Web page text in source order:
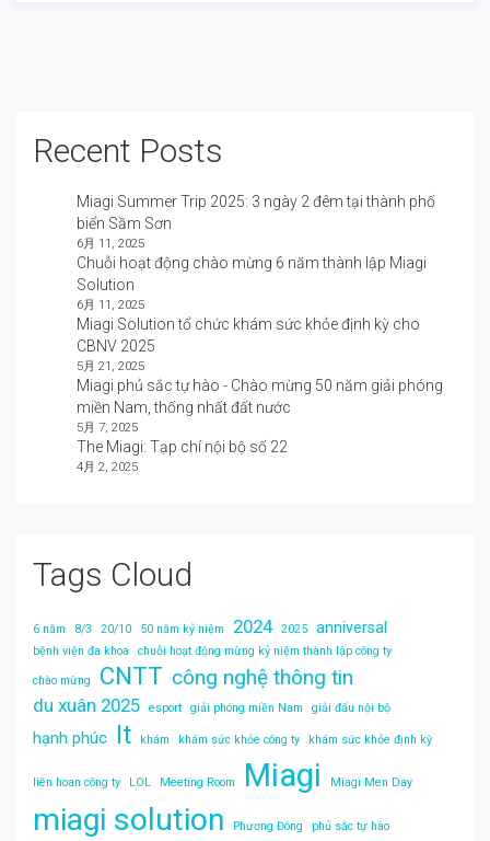
Recent Posts
Miagi Summer Trip 2025: 3 ngày 2 đêm tại thành phố
biển Sầm Sơn
6月 11, 2025
Chuỗi hoạt động chào mừng 6 năm thành lập Miagi
Solution
6月 11, 2025
Miagi Solution tổ chức khám sức khỏe định kỳ cho
CBNV 2025
5月 21, 2025
Miagi phủ sắc tự hào - Chào mừng 50 năm giải phóng
miền Nam, thống nhất đất nước
5月 7, 2025
The Miagi: Tạp chí nội bộ số 22
4月 2, 2025
Tags Cloud
6 năm 8/3 20/10 50 năm kỷ niệm 2024 2025 anniversal
bệnh viện đa khoa chuỗi hoạt động mừng kỷ niệm thành lập công ty
chào mừng CNTT công nghệ thông tin
du xuân 2025 esport giải phóng miền Nam giải đấu nội bộ
hạnh phúc It khám khám sức khỏe công ty khám sức khỏe định kỳ
liên hoan công ty LOL Meeting Room Miagi Miagi Men Day
miagi solution Phương Đông phủ sắc tự hào